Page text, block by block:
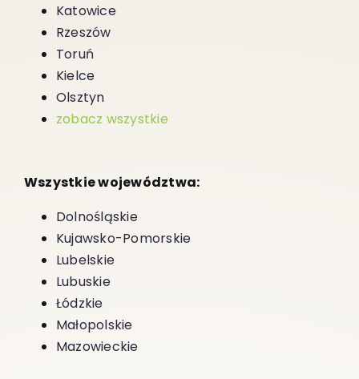
Katowice
Rzeszów
Toruń
Kielce
Olsztyn
zobacz wszystkie
Wszystkie województwa:
Dolnośląskie
Kujawsko-Pomorskie
Lubelskie
Lubuskie
Łódzkie
Małopolskie
Mazowieckie